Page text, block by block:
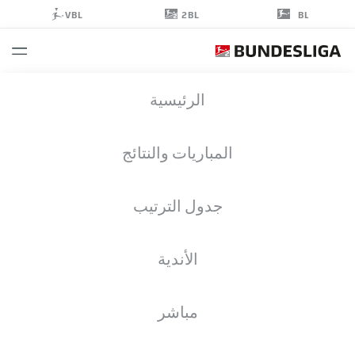
BL
2BL
VBL
الرئيسية
المباريات والنتائج
جدول الترتيب
الأندية
مباشر